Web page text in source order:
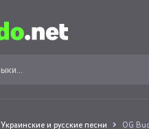
Украинские и русские песни OG